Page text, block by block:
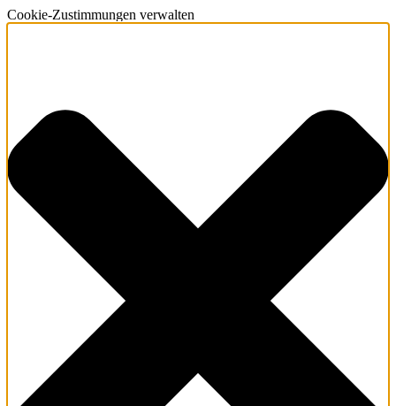
Cookie-Zustimmungen verwalten